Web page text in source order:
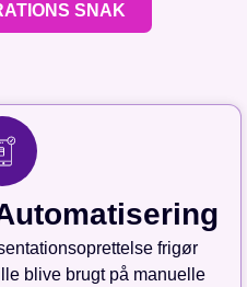
SNAK
frigør
blive brugt på manuelle